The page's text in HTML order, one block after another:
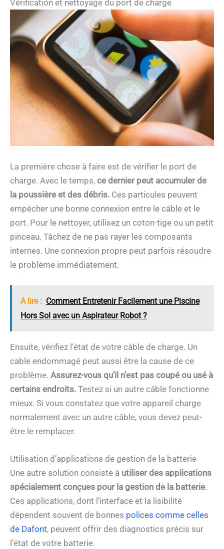
Vérification et nettoyage du port de charge
La première chose à faire est de vérifier le port de
charge. Avec le temps, ce dernier peut accumuler de
la poussière et des débris. Ces particules peuvent
empêcher une bonne connexion entre le câble et le
port. Pour le nettoyer, utilisez un coton-tige ou un petit
pinceau. Tâchez de ne pas rayer les composants
internes. Une connexion propre peut parfois résoudre
le problème immédiatement.
A lire : Comment Entretenir Facilement une Piscine
Hors Sol avec un Aspirateur Robot ?
Ensuite, vérifiez l’état de votre câble de charge. Un
cable endommagé peut aussi être la cause de ce
problème. Assurez-vous qu’il n’est pas coupé ou usé à
certains endroits. Testez si un autre câble fonctionne
mieux. Si vous constatez que votre appareil charge
normalement avec un autre câble, vous devez peut-
être le remplacer.
Utilisation d’applications de gestion de la batterie
Une autre solution consiste à utiliser des applications
spécialement conçues pour la gestion de la batterie.
Ces applications, dont l’interface et la lisibilité
dépendent souvent de bonnes polices comme celles
de Dafont, peuvent offrir des diagnostics précis sur
l’état de votre batterie.